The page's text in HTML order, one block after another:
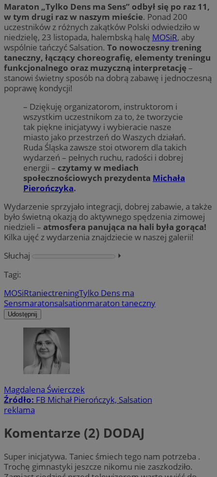
Maraton „Tylko Dens ma Sens” odbył się po raz 11,
w tym drugi raz w naszym mieście. Ponad 200
uczestników z różnych zakątków Polski odwiedziło w
niedzielę, 23 listopada, halembską halę MOSiR, aby
wspólnie tańczyć Salsation. To nowoczesny trening
taneczny, łączący choreografię, elementy treningu
funkcjonalnego oraz muzyczną interpretację–
stanowi świetny sposób na dobrą zabawę i jednoczesną
poprawę kondycji!
– Dziękuję organizatorom, instruktorom i
wszystkim uczestnikom za to, że tworzycie
tak piękne inicjatywy i wybieracie nasze
miasto jako przestrzeń do Waszych działań.
Ruda Śląska zawsze stoi otworem dla takich
wydarzeń – pełnych ruchu, radości i dobrej
energii – czytamy w mediach
społecznościowych prezydenta Michała
Pierończyka.
Wydarzenie sprzyjało integracji, dobrej zabawie, a także
było świetną okazją do aktywnego spędzenia zimowej
niedzieli – atmosfera panująca na hali była gorąca!
Kilka ujęć z wydarzenia znajdziecie w naszej galerii!
Słuchaj
⏵︎
Tagi:
MOSiRtaniectreningTylko Dens ma
Sensmaratonsalsationmaraton taneczny
Udostępnij
Magdalena Świerczek
Źródło: FB Michał Pierończyk, Salsation
reklama
Komentarze (2) DODAJ
Super inicjatywa. Taniec śmiech tego nam potrzeba .
Trochę gimnastyki jeszcze nikomu nie zaszkodziło.